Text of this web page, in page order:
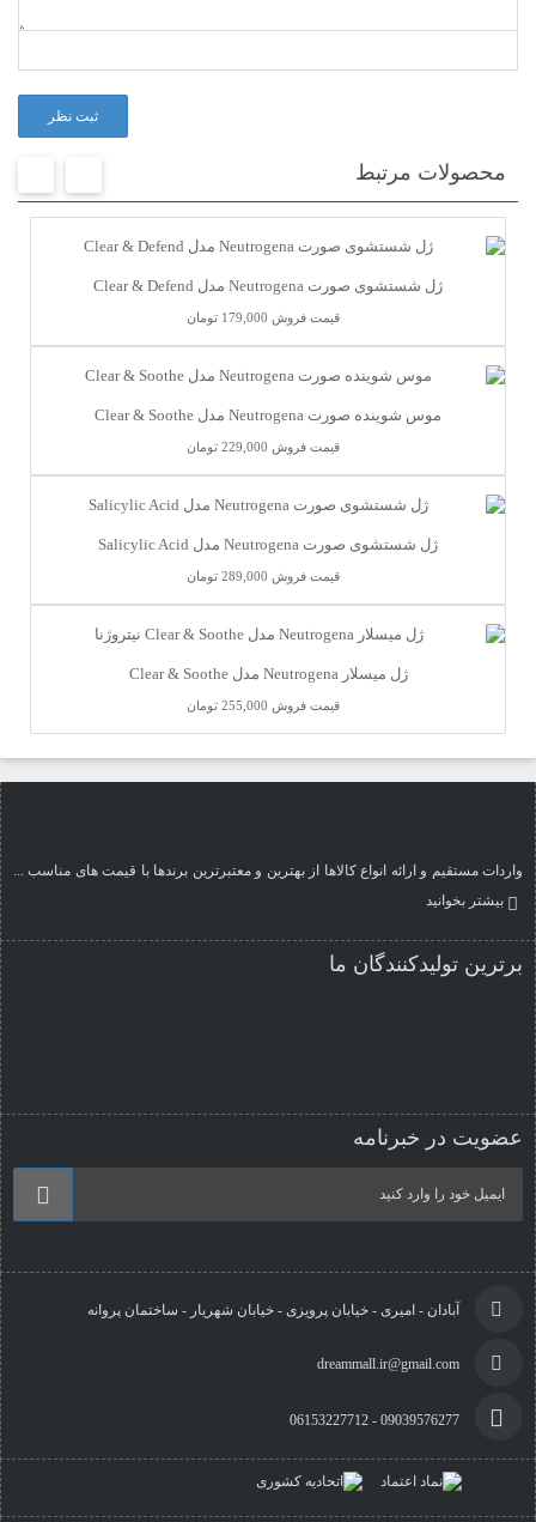
ثبت نظر
محصولات مرتبط
ژل شستشوی صورت Neutrogena مدل Clear & Defend
قیمت فروش 179,000 تومان
موس شوینده صورت Neutrogena مدل Clear & Soothe
قیمت فروش 229,000 تومان
ژل شستشوی صورت Neutrogena مدل Salicylic Acid
قیمت فروش 289,000 تومان
ژل میسلار Neutrogena مدل Clear & Soothe
قیمت فروش 255,000 تومان
واردات مستقیم و ارائه انواع کالاها از بهترین و معتبرترین برندها با قیمت های مناسب ...
بیشتر بخوانید
برترین تولیدکنندگان ما
عضویت در خبرنامه
آبادان - امیری - خیابان پرویزی - خیابان شهریار - ساختمان پروانه
dreammall.ir@gmail.com
09039576277 - 06153227712